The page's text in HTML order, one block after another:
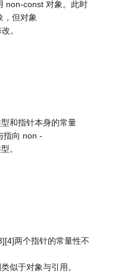
non-const 对象。此时
，但对象
。
和指针本身的常量
指向 non -
。
两个指针的常量性不
似于对象与引用。